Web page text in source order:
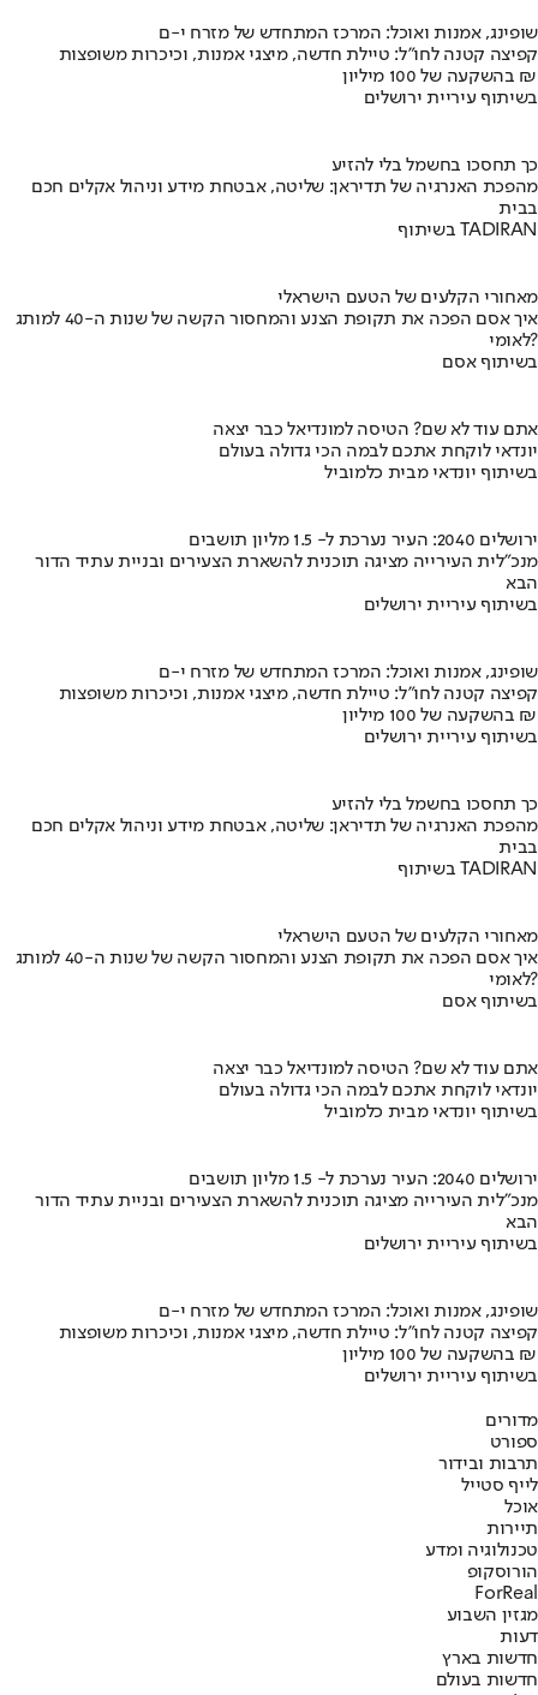
שופינג, אמנות ואוכל: המרכז המתחדש של מזרח י-ם
קפיצה קטנה לחו"ל: טיילת חדשה, מיצגי אמנות, וכיכרות משופצות
בהשקעה של 100 מיליון ₪
בשיתוף עיריית ירושלים
כך תחסכו בחשמל בלי להזיע
מהפכת האנרגיה של תדיראן: שליטה, אבטחת מידע וניהול אקלים חכם
בבית
בשיתוף TADIRAN
מאחורי הקלעים של הטעם הישראלי
איך אסם הפכה את תקופת הצנע והמחסור הקשה של שנות ה-40 למותג
לאומי?
בשיתוף אסם
אתם עוד לא שם? הטיסה למונדיאל כבר יצאה
יונדאי לוקחת אתכם לבמה הכי גדולה בעולם
בשיתוף יונדאי מבית כלמוביל
ירושלים 2040: העיר נערכת ל- 1.5 מליון תושבים
מנכ"לית העירייה מציגה תוכנית להשארת הצעירים ובניית עתיד הדור
הבא
בשיתוף עיריית ירושלים
שופינג, אמנות ואוכל: המרכז המתחדש של מזרח י-ם
קפיצה קטנה לחו"ל: טיילת חדשה, מיצגי אמנות, וכיכרות משופצות
בהשקעה של 100 מיליון ₪
בשיתוף עיריית ירושלים
כך תחסכו בחשמל בלי להזיע
מהפכת האנרגיה של תדיראן: שליטה, אבטחת מידע וניהול אקלים חכם
בבית
בשיתוף TADIRAN
מאחורי הקלעים של הטעם הישראלי
איך אסם הפכה את תקופת הצנע והמחסור הקשה של שנות ה-40 למותג
לאומי?
בשיתוף אסם
אתם עוד לא שם? הטיסה למונדיאל כבר יצאה
יונדאי לוקחת אתכם לבמה הכי גדולה בעולם
בשיתוף יונדאי מבית כלמוביל
ירושלים 2040: העיר נערכת ל- 1.5 מליון תושבים
מנכ"לית העירייה מציגה תוכנית להשארת הצעירים ובניית עתיד הדור
הבא
בשיתוף עיריית ירושלים
שופינג, אמנות ואוכל: המרכז המתחדש של מזרח י-ם
קפיצה קטנה לחו"ל: טיילת חדשה, מיצגי אמנות, וכיכרות משופצות
בהשקעה של 100 מיליון ₪
בשיתוף עיריית ירושלים
מדורים
ספורט
תרבות ובידור
לייף סטייל
אוכל
תיירות
טכנולוגיה ומדע
הורוסקופ
ForReal
מגזין השבוע
דעות
חדשות בארץ
חדשות בעולם